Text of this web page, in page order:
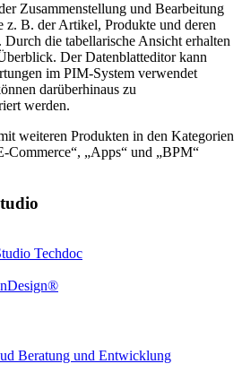
Zusammenstellung und Bearbeitung
z. B. der Artikel, Produkte und deren
die tabellarische Ansicht erhalten
Der Datenblatteditor kann
im PIM-System verwendet
darüberhinaus zu
werden.
weiteren Produkten in den Kategorien
Commerce“, „Apps“ und „BPM“
Techdoc
Beratung und Entwicklung